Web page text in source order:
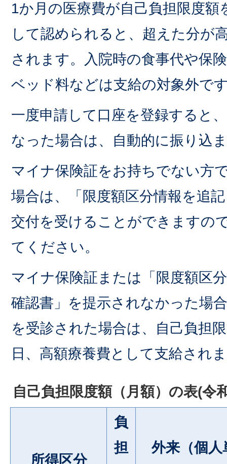
1か月の医療費が自己負担限度額
して認められると、超えた分が
されます。入院時の食事代や保
ベッド料などは支給の対象外で
一度申請して口座を登録すると
なった場合は、自動的に振り込
マイナ保険証をお持ちでない方
場合は、「限度額区分情報を追
交付を受けることができますの
てください。
マイナ保険証または「限度額区
確認書」を提示されなかった場
を受診された場合は、自己負担
日、高額療養費として支給され
自己負担限度額（月額）の表(令
所得区分
負
担
外来（個人